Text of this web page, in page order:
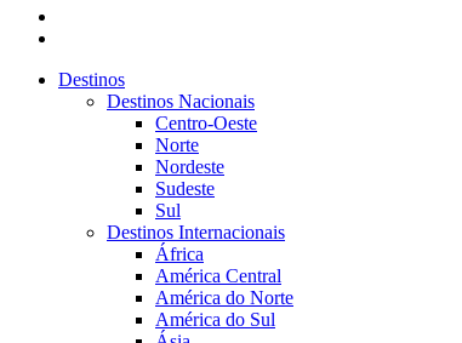
Destinos
Destinos Nacionais
Centro-Oeste
Norte
Nordeste
Sudeste
Sul
Destinos Internacionais
África
América Central
América do Norte
América do Sul